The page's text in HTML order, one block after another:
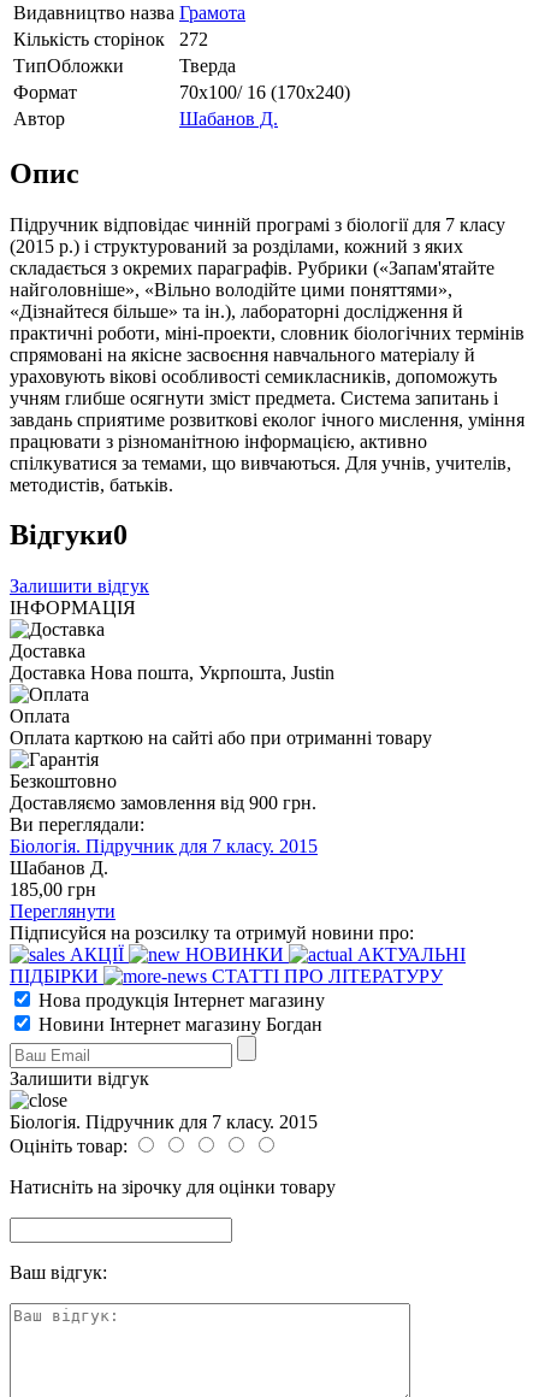
Видавництво назва Грамота
Кількість сторінок
272
ТипОбложки
Тверда
Формат
70х100/ 16 (170х240)
Автор
Шабанов Д.
Опис
Підручник відповідає чинній програмі з біології для 7 класу
(2015 р.) і структурований за розділами, кожний з яких
складається з окремих параграфів. Рубрики («Запам'ятайте
найголовніше», «Вільно володійте цими поняттями»,
«Дізнайтеся більше» та ін.), лабораторні дослідження й
практичні роботи, міні-проекти, словник біологічних термінів
спрямовані на якісне засвоєння навчального матеріалу й
ураховують вікові особливості семикласників, допоможуть
учням глибше осягнути зміст предмета. Система запитань і
завдань сприятиме розвиткові еколог ічного мислення, уміння
працювати з різноманітною інформацією, активно
спілкуватися за темами, що вивчаються. Для учнів, учителів,
методистів, батьків.
Відгуки0
Залишити відгук
ІНФОРМАЦІЯ
Доставка
Доставка Нова пошта, Укрпошта, Justin
Оплата
Оплата карткою на сайті або при отриманні товару
Безкоштовно
Доставляємо замовлення від 900 грн.
Ви переглядали:
Біологія. Підручник для 7 класу. 2015
Шабанов Д.
185,00 грн
Переглянути
Підписуйся на розсилку та отримуй новини про:
АКЦІЇ
НОВИНКИ
АКТУАЛЬНІ
ПІДБІРКИ
СТАТТІ ПРО ЛІТЕРАТУРУ
Нова продукція Інтернет магазину
Новини Інтернет магазину Богдан
Залишити відгук
Біологія. Підручник для 7 класу. 2015
Оцініть товар:
Натисніть на зірочку для оцінки товару
Ваш відгук: